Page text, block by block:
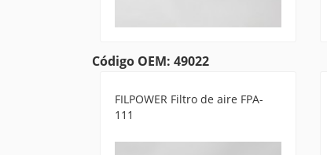
Código OEM: 49022
FILPOWER Filtro de aire FPA-
111